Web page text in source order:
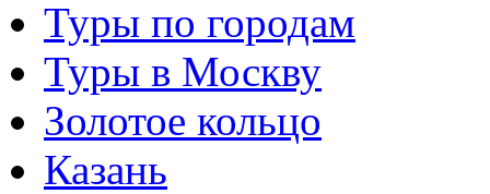
Туры по городам
Туры в Москву
Золотое кольцо
Казань